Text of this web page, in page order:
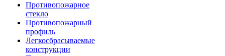
Противопожарное
стекло
Противопожарный
профиль
Легкосбрасываемые
конструкции